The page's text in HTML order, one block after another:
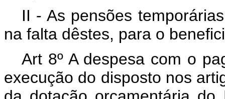
II - As pensões
na falta dêstes, para o
Art 8º A despesa com o
execução do disposto nos